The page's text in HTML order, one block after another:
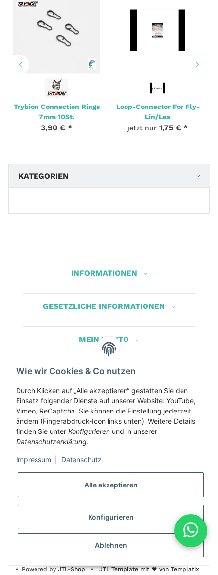
Trybion Connection Rings
7mm 10St.
3,90 € *
Loop-Connector For Fly-
Lin/Lea
jetzt nur 1,75 € *
KATEGORIEN
INFORMATIONEN
GESETZLICHE INFORMATIONEN
MEIN KONTO
Herbis Anglerladen
Inh.Herbert Schinnerl
Kirchdorf am Inn 5
4982 Kirchdorf am Inn
info@herbis-anglerladen.at
Alle Preise inklusive gesetzlicher Mwst., exklusive Versand- &
Servicekosten
•
Powered byJTL-Shop • JTL Template mit von Templatix
Wie wir Cookies & Co nutzen
Durch Klicken auf „Alle akzeptieren“ gestatten Sie den
Einsatz folgender Dienste auf unserer Website: YouTube,
Vimeo, ReCaptcha. Sie können die Einstellung jederzeit
ändern (Fingerabdruck-Icon links unten). Weitere Details
finden Sie unter Konfigurieren und in unserer
Datenschutzerklärung.
Impressum Datenschutz
Alle akzeptieren
Konfigurieren
Ablehnen